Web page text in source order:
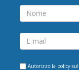
Autorizzo la policy